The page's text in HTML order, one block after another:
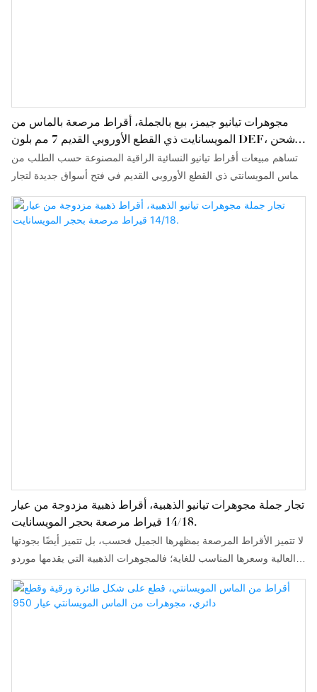
مجوهرات تيانيو جيمز، بيع بالجملة، أقراط مرصعة بالماس من
المويسانايت ذي القطع الأوروبي القديم 7 مم بلون DEF، شحن
مباشر من المصنع
تساهم مبيعات أقراط تيانيو النسائية الراقية المصنوعة حسب الطلب من
الماس المويسانتي ذي القطع الأوروبي القديم في فتح أسواق جديدة لتجار
الجملة للمجوهرات الذهبية؛ علاوة على ذلك، فإن مصنع المجوهرات الذي
تنتجه شركة تيانيو جيمز يحصل على المزيد من العملاء الذين يشترون
تجار جملة مجوهرات تيانيو الذهبية، أقراط ذهبية مزدوجة من عيار
14/18 قيراط مرصعة بحجر المويسانايت.
لا تتميز الأقراط المرصعة بمظهرها الجميل فحسب، بل تتميز أيضًا بجودتها
العالية وسعرها المناسب للغاية؛ فالمجوهرات الذهبية التي يقدمها موردو
Tianyu Gems لدينا ذات جودة عالية جدًا وبأسعار معقولة نسبيًا؛ كما تتوفر